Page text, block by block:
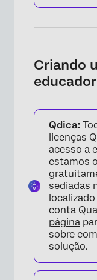
Criando
Qdica:
licenças
acesso a
estamos
sediadas
conta
página
sobre
solução.